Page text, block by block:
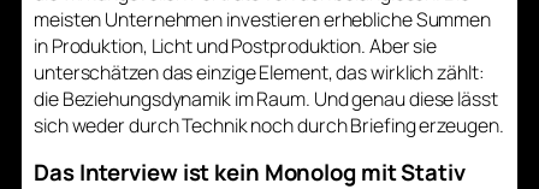
meisten Unternehmen investieren erhebliche Summen
in Produktion, Licht und Postproduktion. Aber sie
unterschätzen das einzige Element, das wirklich zählt:
die Beziehungsdynamik im Raum. Und genau diese lässt
sich weder durch Technik noch durch Briefing erzeugen.
Das Interview ist kein Monolog mit Stativ